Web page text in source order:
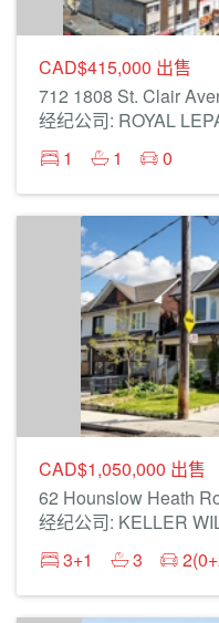
CAD$415,000 出售
712 1808 St. Clair
1
1 0
CAD$1,050,000 出售
62 Hounslow Heath
经纪公司: KELLER
3+1
3